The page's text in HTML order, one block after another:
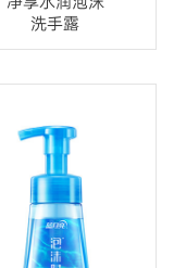
洗手露